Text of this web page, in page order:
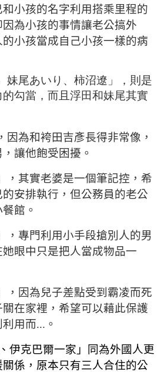
小孩的名字利用搭乘里程的
為小孩的事情讓老公搞外
小孩當成自己小孩一樣的病
妹尾あいり、柿沼遼」，則是
勾當，而且浮田和妹尾其實
因為和袴田吉彥長得非常像，
讓他飽受困擾。
，其實老婆是一個筆記控，希
安排執行，但公務員的老公
館。
，專門利用小手段搶別人的男
眼中只是把人當成物品一
，因為兒子差點受到霸凌而死
在家裡，希望可以藉此保護
用而...。
伊克巴爾一家」同為外國人更
係，原本只有三人合住的公